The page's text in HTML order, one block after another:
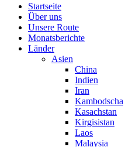
Startseite
Über uns
Unsere Route
Monatsberichte
Länder
Asien
China
Indien
Iran
Kambodscha
Kasachstan
Kirgisistan
Laos
Malaysia